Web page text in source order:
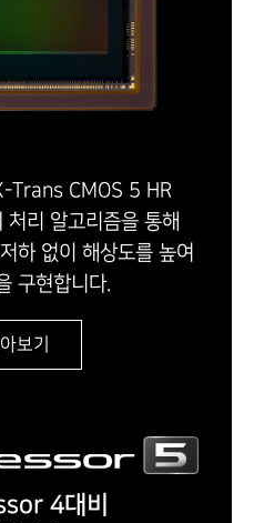
Trans CMOS 5 HR
리 알고리즘을 통해
하 없이 해상도를 높여
구현합니다.
보기
4대비